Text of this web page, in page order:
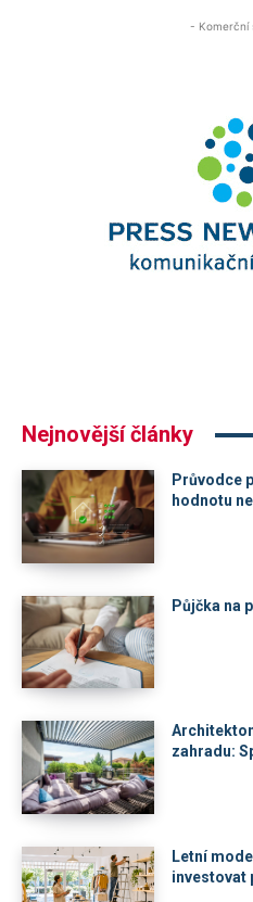
- Komerční
Nejnovější články
Průvodce
hodnotu
Půjčka na
zahradu:
Letní
investovat